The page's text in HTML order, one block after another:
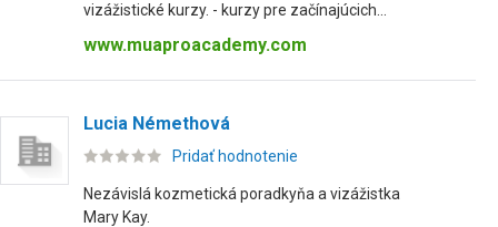
vizážistické kurzy. - kurzy pre začínajúcich...
www.muaproacademy.com
Lucia Némethová
Pridať hodnotenie
Nezávislá kozmetická poradkyňa a vizážistka
Mary Kay.